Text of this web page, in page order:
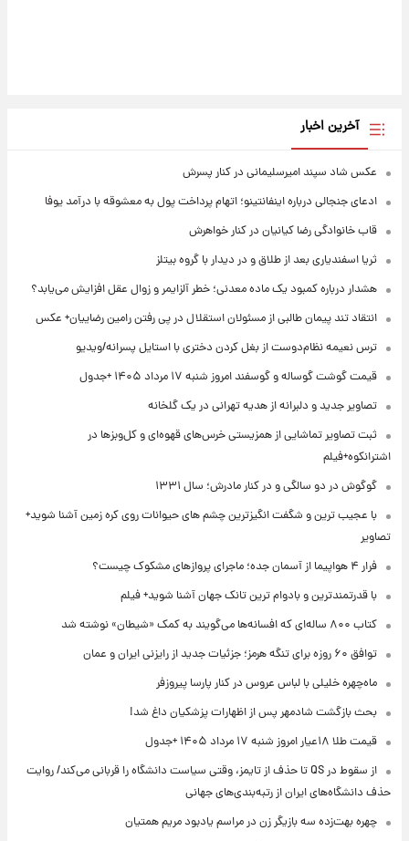
آخرین اخبار
عکس شاد سپند امیرسلیمانی در کنار پسرش
ادعای جنجالی درباره اینفانتینو؛ اتهام پرداخت پول به معشوقه با درآمد یوفا
قاب خانوادگی رضا کیانیان در کنار خواهرش
ثریا اسفندیاری بعد از طلاق و در دیدار با گروه بیتلز
هشدار درباره کمبود یک ماده معدنی؛ خطر آلزایمر و زوال عقل افزایش می‌یابد؟
انتقاد تند پیمان طالبی از مسئولان استقلال در پی رفتن رامین رضاییان+ عکس
ترس نعیمه نظام‌دوست از بغل کردن دختری با استایل پسرانه/ویدیو
قیمت گوشت گوساله و گوسفند امروز شنبه ۱۷ مرداد ۱۴۰۵ +جدول
تصاویر جدید و دلبرانه از هدیه تهرانی در یک گلخانه
ثبت تصاویر تماشایی از همزیستی خرس‌های قهوه‌ای و کل‌وبزها در
اشترانکوه+فیلم
گوگوش در دو سالگی و در کنار مادرش؛ سال ۱۳۳۱
با عجیب ترین و شگفت انگیزترین چشم های حیوانات روی کره زمین آشنا شوید+
تصاویر
فرار ۴ هواپیما از آسمان جده؛ ماجرای پروازهای مشکوک چیست؟
با قدرتمندترین و بادوام ترین تانک جهان آشنا شوید+ فیلم
کتاب ۸۰۰ ساله‌ای که افسانه‌ها می‌گویند به کمک «شیطان» نوشته شد
توافق ۶۰ روزه برای تنگه هرمز؛ جزئیات جدید از رایزنی ایران و عمان
ماه‌چهره خلیلی با لباس عروس در کنار پارسا پیروزفر
بحث بازگشت شادمهر پس از اظهارات پزشکیان داغ شد!
قیمت طلا ۱۸عیار امروز شنبه ۱۷ مرداد ۱۴۰۵ +جدول
از سقوط در QS تا حذف از تایمز، وقتی سیاست دانشگاه را قربانی می‌کند/ روایت
حذف دانشگاه‌های ایران از رتبه‌بندی‌های جهانی
چهره بهت‌زده سه بازیگر زن در مراسم یادبود مریم همتیان